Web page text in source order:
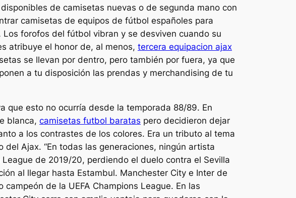
de camisetas nuevas o de segunda mano con
camisetas de equipos de fútbol españoles para
forofos del fútbol vibran y se desviven cuando su
atribuye el honor de, al menos, tercera equipacion ajax
se llevan por dentro, pero también por fuera, ya que
a tu disposición las prendas y merchandising de tu
que esto no ocurría desde la temporada 88/89. En
blanca, camisetas futbol baratas pero decidieron dejar
a los contrastes de los colores. Era un tributo al tema
Ajax. “En todas las generaciones, ningún artista
de 2019/20, perdiendo el duelo contra el Sevilla
al llegar hasta Estambul. Manchester City e Inter de
de la UEFA Champions League. En las